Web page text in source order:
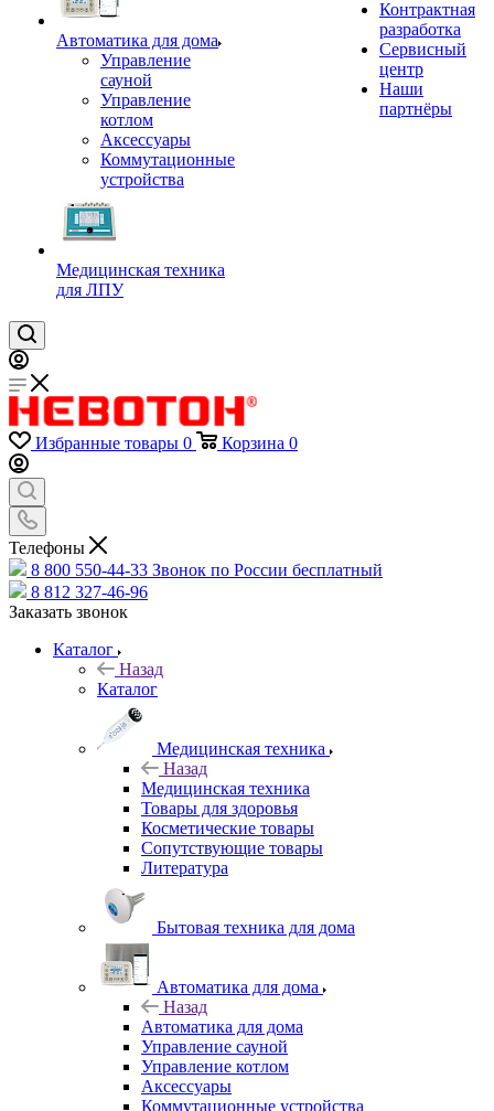
Автоматика для дома
Управление
сауной
Управление
котлом
Аксессуары
Коммутационные
устройства
Медицинская техника
для ЛПУ
Контрактная
разработка
Сервисный
центр
Наши
партнёры
Избранные товары 0 Корзина 0
Телефоны
8 800 550-44-33 Звонок по России бесплатный
8 812 327-46-96
Заказать звонок
Каталог
Назад
Каталог
Медицинская техника
Назад
Медицинская техника
Товары для здоровья
Косметические товары
Сопутствующие товары
Литература
Бытовая техника для дома
Автоматика для дома
Назад
Автоматика для дома
Управление сауной
Управление котлом
Аксессуары
Коммутационные устройства